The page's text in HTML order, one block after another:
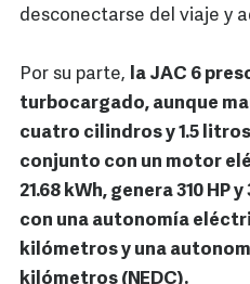
desconectarse del viaje y
Por su parte, la JAC 6
turbocargado, aunque
cuatro cilindros y 1.5
conjunto con un motor
21.68 kWh, genera 310 HP
con una autonomía
kilómetros y una
kilómetros (NEDC).